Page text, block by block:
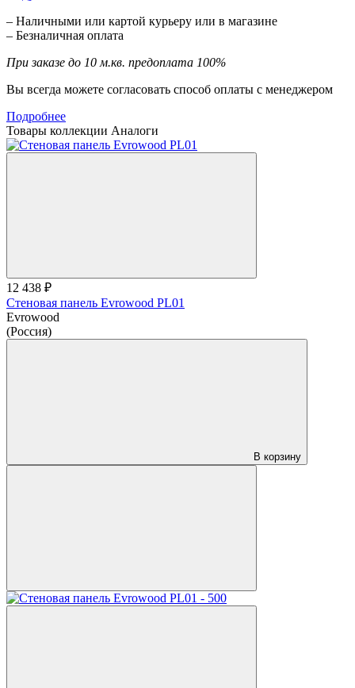
– Наличными или картой курьеру или в магазине
– Безналичная оплата
При заказе до 10 м.кв. предоплата 100%
Вы всегда можете согласовать способ оплаты с менеджером
Подробнее
Товары коллекции Аналоги
12 438 ₽
Стеновая панель Evrowood PL01
Evrowood
(Россия)
В корзину